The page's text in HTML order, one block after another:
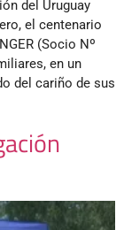
del Uruguay
el centenario
(Socio Nº
en un
del cariño de sus